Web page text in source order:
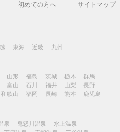
初めての方へ
サイトマップ
東海 近畿 九州
山形 福島 茨城 栃木
群馬
富山 石川 福井 山梨
長野
和歌山 福岡 長崎 熊本 鹿児島
泉 鬼怒川温泉
水上温泉